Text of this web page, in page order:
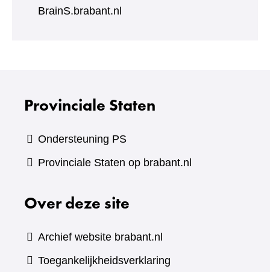
BrainS.brabant.nl
Provinciale Staten
Ondersteuning PS
Provinciale Staten op brabant.nl
Over deze site
Archief website brabant.nl
Toegankelijkheidsverklaring